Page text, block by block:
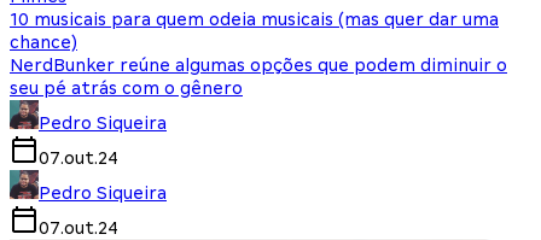
10 musicais para quem odeia musicais (mas quer dar uma
chance)
NerdBunker reúne algumas opções que podem diminuir o
seu pé atrás com o gênero
Pedro Siqueira
07.out.24
Pedro Siqueira
07.out.24